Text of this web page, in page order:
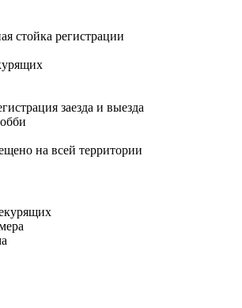
стойка регистрации
заезда и выезда
на всей территории